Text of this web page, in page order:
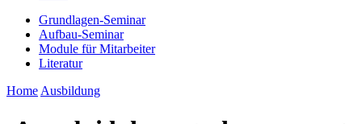
Grundlagen-Seminar
Aufbau-Seminar
Module für Mitarbeiter
Literatur
Home Ausbildung